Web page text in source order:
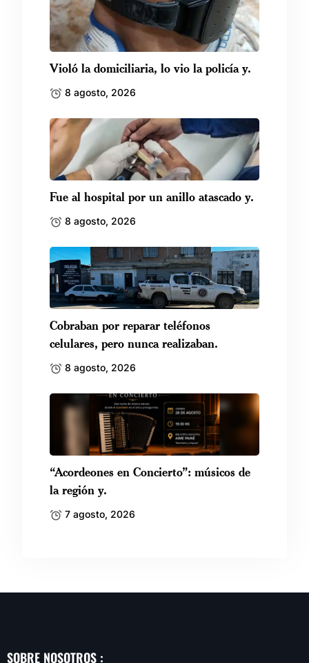
Violó la domiciliaria, lo vio la policía y.
8 agosto, 2026
Fue al hospital por un anillo atascado y.
8 agosto, 2026
Cobraban por reparar teléfonos
celulares, pero nunca realizaban.
8 agosto, 2026
“Acordeones en Concierto”: músicos de
la región y.
7 agosto, 2026
SOBRE NOSOTROS :